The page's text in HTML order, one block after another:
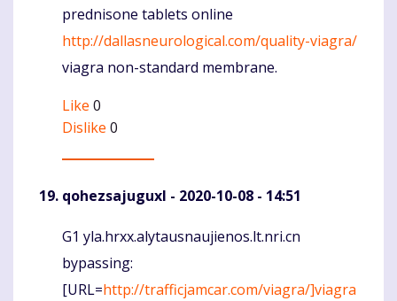
prednisone tablets online
http://dallasneurological.com/quality-viagra/
viagra non-standard membrane.
Like 0
Dislike 0
qohezsajuguxl - 2020-10-08 - 14:51
Komentaras
G1 yla.hrxx.alytausnaujienos.lt.nri.cn
bypassing:
[URL=http://trafficjamcar.com/viagra/]viagra